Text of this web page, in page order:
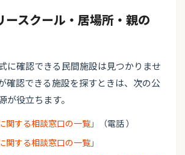
ースクール・居場所・親の
に確認できる民間施設は見つかりませ
確認できる施設を探すときは、次の公
が役立ちます。
関する相談窓口の一覧」
（電話 ）
関する相談窓口の一覧」